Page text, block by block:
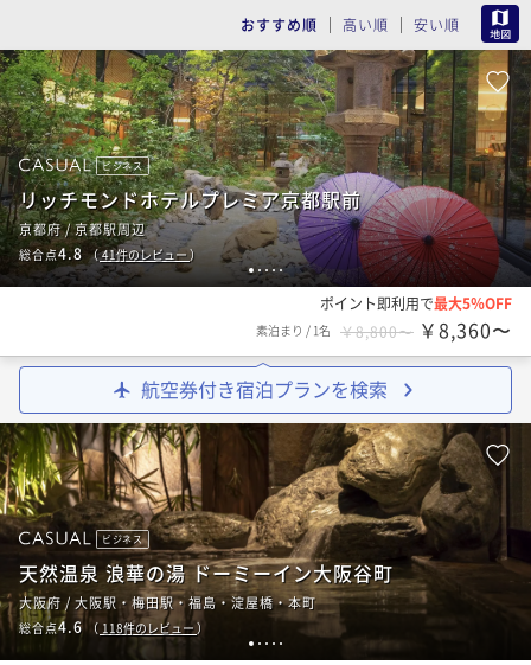
おすすめ順 高い順 安い順
12345
ビジネス
リッチモンドホテルプレミア京都駅前
京都府 / 京都駅周辺
総合点4.8 （41件のレビュー）
ポイント即利用で最大5％OFF
素泊まり / 1名 ￥8,800〜 ￥8,360〜
航空券付き宿泊プランを検索
1 2 3 4 5
ビジネス
天然温泉 浪華の湯 ドーミーイン大阪谷町
大阪府 / 大阪駅・梅田駅・福島・淀屋橋・本町
総合点4.6（ 118件のレビュー）